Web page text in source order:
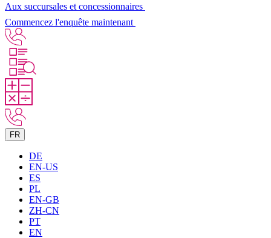
Aux succursales et concessionnaires
Commencez l'enquête maintenant
FR
DE
EN-US
ES
PL
EN-GB
ZH-CN
PT
EN